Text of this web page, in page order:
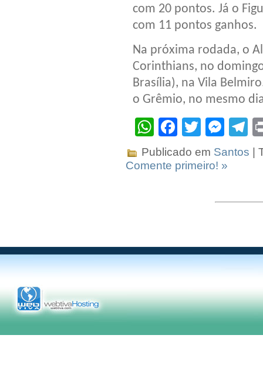
com 20 pontos. Já o
com 11 pontos ganhos.
Na próxima rodada, o
Corinthians, no
Brasília), na Vila
o Grêmio, no mesmo
WhatsApp
Facebook
Twitter
Publicado em Santos |
Comente primeiro! »